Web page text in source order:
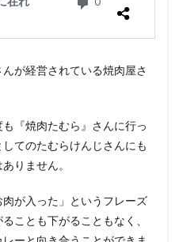
が経営されている焼肉屋さ
『焼肉たむら』さんに行っ
てのたむらけんじさんにも
りません。
が入った」というフレーズ
ことも下がることもなく、